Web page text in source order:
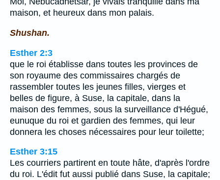
maison, et heureux dans mon palais.
Shushan.
Esther 2:3
que le roi établisse dans toutes les provinces de
son royaume des commissaires chargés de
rassembler toutes les jeunes filles, vierges et
belles de figure, à Suse, la capitale, dans la
maison des femmes, sous la surveillance d'Hégué,
eunuque du roi et gardien des femmes, qui leur
donnera les choses nécessaires pour leur toilette;
Esther 3:15
Les courriers partirent en toute hâte, d'après l'ordre
du roi. L'édit fut aussi publié dans Suse, la capitale;